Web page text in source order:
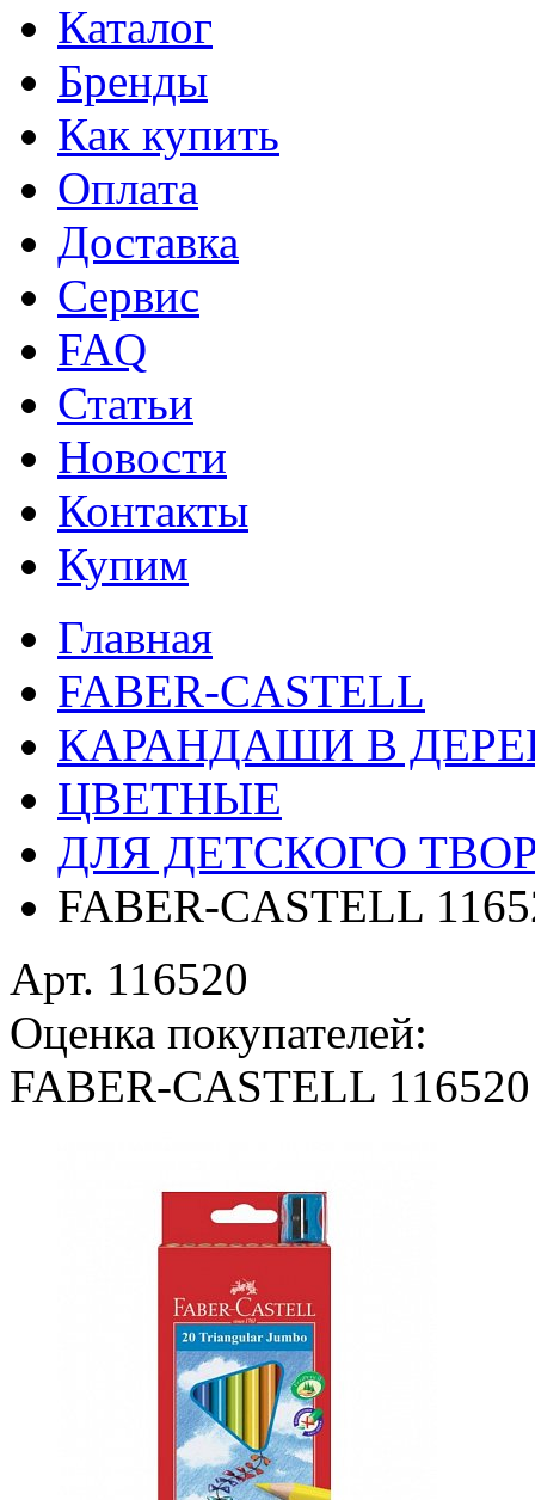
Каталог
Бренды
Как купить
Оплата
Доставка
Сервис
FAQ
Статьи
Новости
Контакты
Купим
Главная
FABER-CASTELL
КАРАНДАШИ В
ЦВЕТНЫЕ
ДЛЯ ДЕТСКОГО
FABER-CASTELL
Арт. 116520
Оценка покупателей:
FABER-CASTELL